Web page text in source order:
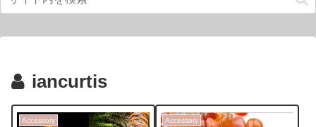
iancurtis
Accessory Accessory